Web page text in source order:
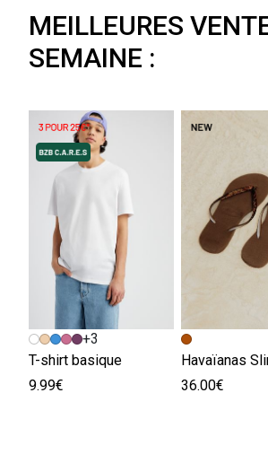
MEILLEURES
SEMAINE :
+3
T-shirt basique
9.99€
Havaïanas
36.00€